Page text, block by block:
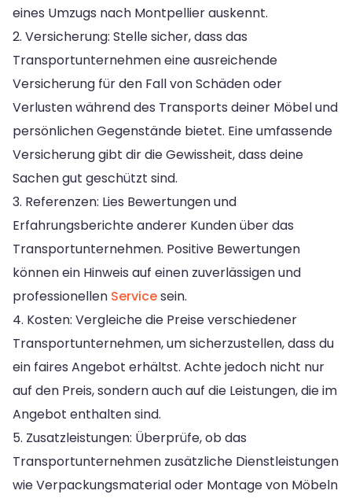
eines Umzugs nach Montpellier auskennt.
2. Versicherung: Stelle sicher, dass das
Transportunternehmen eine ausreichende
Versicherung für den Fall von Schäden oder
Verlusten während des Transports deiner Möbel und
persönlichen Gegenstände bietet. Eine umfassende
Versicherung gibt dir die Gewissheit, dass deine
Sachen gut geschützt sind.
3. Referenzen: Lies Bewertungen und
Erfahrungsberichte anderer Kunden über das
Transportunternehmen. Positive Bewertungen
können ein Hinweis auf einen zuverlässigen und
professionellen Servicesein.
4. Kosten: Vergleiche die Preise verschiedener
Transportunternehmen, um sicherzustellen, dass du
ein faires Angebot erhältst. Achte jedoch nicht nur
auf den Preis, sondern auch auf die Leistungen, die im
Angebot enthalten sind.
5. Zusatzleistungen: Überprüfe, ob das
Transportunternehmen zusätzliche Dienstleistungen
wie Verpackungsmaterial oder Montage von Möbeln